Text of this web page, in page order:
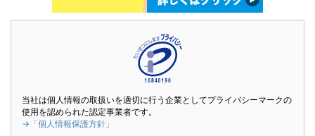
当社は個人情報の取扱いを適切に行う企業としてプライバシーマークの
使用を認められた認定事業者です。
→「個人情報保護方針」